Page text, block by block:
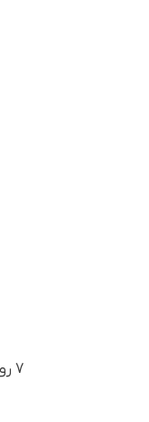
7 روز ضمانت بازگشت پول